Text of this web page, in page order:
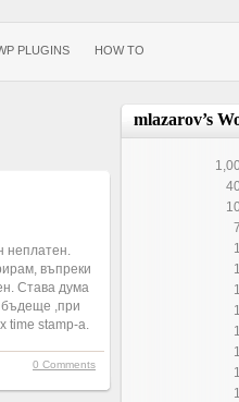
PLUGINS
HOW TO
неплатен.
въпреки
Става дума
бъдеще ,при
time stamp-a.
0 Comments
mlazarov’s